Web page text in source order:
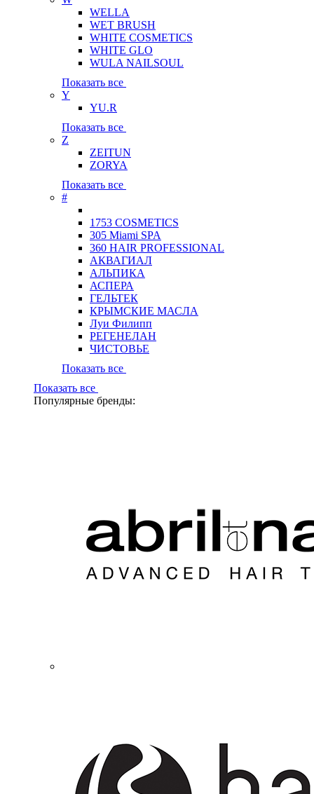
WELLA
WET BRUSH
WHITE COSMETICS
WHITE GLO
WULA NAILSOUL
Показать все
Y
YU.R
Показать все
Z
ZEITUN
ZORYA
Показать все
#
1753 COSMETICS
305 Miami SPA
360 HAIR PROFESSIONAL
АКВАГИАЛ
АЛЬПИКА
АСПЕРА
ГЕЛЬТЕК
КРЫМСКИЕ МАСЛА
Луи Филипп
РЕГЕНЕЛАН
ЧИСТОВЬЕ
Показать все
Показать все
Популярные бренды: